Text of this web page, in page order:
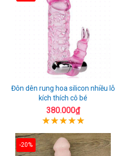
Đôn dên rung hoa silicon nhiều lỗ
kích thích cô bé
380.000₫
-20%